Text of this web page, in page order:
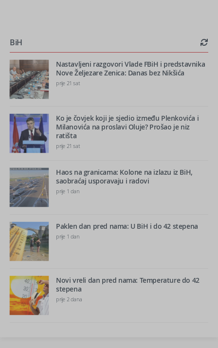
BiH
Nastavljeni razgovori Vlade FBiH i predstavnika
Nove Željezare Zenica: Danas bez Nikšića
prije 21 sat
Ko je čovjek koji je sjedio između Plenkovića i
Milanovića na proslavi Oluje? Prošao je niz
ratišta
prije 21 sat
Haos na granicama: Kolone na izlazu iz BiH,
saobraćaj usporavaju i radovi
prije 1 dan
Paklen dan pred nama: U BiH i do 42 stepena
prije 1 dan
Novi vreli dan pred nama: Temperature do 42
stepena
prije 2 dana